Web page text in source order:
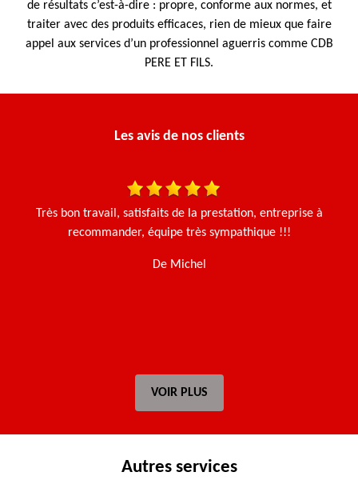
de résultats c’est-à-dire : propre, conforme aux normes, et
traiter avec des produits efficaces, rien de mieux que faire
appel aux services d’un professionnel aguerris comme CDB
PERE ET FILS.
Les avis de nos clients
Très bon travail, satisfaits de la prestation, entreprise à
recommander, équipe très sympathique !!!
De Michel
VOIR PLUS
Autres services